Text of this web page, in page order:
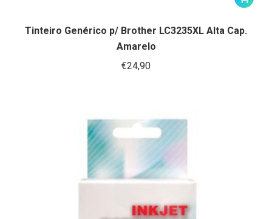
Tinteiro Genérico p/ Brother LC3235XL Alta Cap.
Amarelo
€24,90